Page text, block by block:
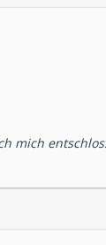
mich